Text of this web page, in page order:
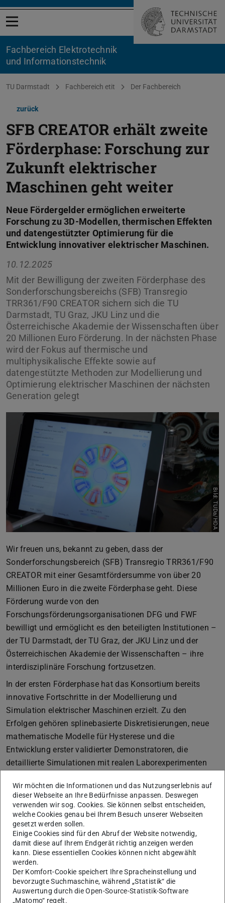
Menü öffnen
Fachbereich Elektrotechnik
und Informationstechnik
Sie befinden sich hier:
TU Darmstadt Fachbereich etit Der Fachbereich
zurück
SFB CREATOR erhält zweite
Förderphase: Forschung zur
Zukunft elektrischer
Maschinen geht weiter
Neue Fördergelder ermöglichen erweiterte
Forschung zu 3D-Modellen, thermischen Effekten
und datengestützter Optimierung für die
Entwicklung innovativer elektrischer Maschinen.
10.12.2025
Mit der Bewilligung der zweiten Förderphase des
Sonderforschungsbereichs (SFB) Transregio
TRR361/F90 CREATOR sichern sich die TU
Darmstadt, TU Graz, JKU Linz und die
Österreichische Akademie der Wissenschaften über
20 Millionen Euro Förderung. In der nächsten Phase
wird der Fokus auf thermische und
multiphysikalische Effekte sowie auf
datengestützte Methoden zur Modellierung und
Optimierung elektrischer Maschinen der nächsten
Generation gelegt
Bild: TUDa/HDA
Wir freuen uns, bekannt zu geben, dass der
Sonderforschungsbereich (SFB) Transregio TRR361/F90
CREATOR mit einer Gesamtfördersumme von über 20
Millionen Euro in die zweite Förderphase geht. Diese
Förderung wurde von den
Forschungsförderungsorganisationen DFG und FWF
bewilligt und ermöglicht es den beteiligten Institutionen –
der TU Darmstadt, der TU Graz, der JKU Linz und der
Österreichischen Akademie der Wissenschaften – ihre
interdisziplinäre Forschung fortzusetzen.
In der ersten Förderphase hat das Konsortium bereits
innovative Fortschritte in der Modellierung und
Simulation elektrischer Maschinen erzielt. Zu den
Erfolgen gehören splinebasierte Diskretisierungen, neue
mathematische Modelle für Hysterese und die
Entwicklung erster validierter Demonstratoren, die
detaillierte Simulationen mit realen Laborexperimenten
Die zweite Förderphase bringt jedoch einige bedeutende
Neuerungen mit sich. Ein zentraler Fokus liegt auf der
umfassenden Berücksichtigung thermischer und
multiphysikalischer Effekte, die für die Entwicklung der
nächsten Generation elektrischer Maschinen
entscheidend sind. Neben den elektromagnetischen
Feldern und mechanischen Prozessen werden nun auch
Modelle für Wärmetransport, Mehrphasen-Kühlung und
die Wechselwirkungen zwischen Temperatur, Verlusten
Wir möchten die Informationen und das Nutzungserlebnis auf
dieser Webseite an Ihre Bedürfnisse anpassen. Deswegen
verwenden wir sog. Cookies. Sie können selbst entscheiden,
welche Cookies genau bei Ihrem Besuch unserer Webseiten
gesetzt werden sollen.
Einige Cookies sind für den Abruf der Website notwendig,
damit diese auf Ihrem Endgerät richtig anzeigen werden
kann. Diese essentiellen Cookies können nicht abgewählt
werden.
Der Komfort-Cookie speichert Ihre Spracheinstellung und
bevorzugte Suchmaschine, während „Statistik“ die
Auswertung durch die Open-Source-Statistik-Software
„Matomo“ regelt.